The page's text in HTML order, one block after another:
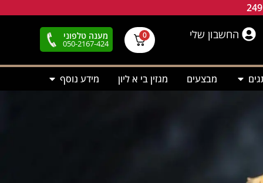
החשבון שלי 0 מענה טלפוני
050-2167-424
מבצעים מגזין בי א ליון מידע נוסף